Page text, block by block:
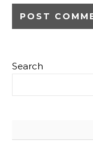
Search